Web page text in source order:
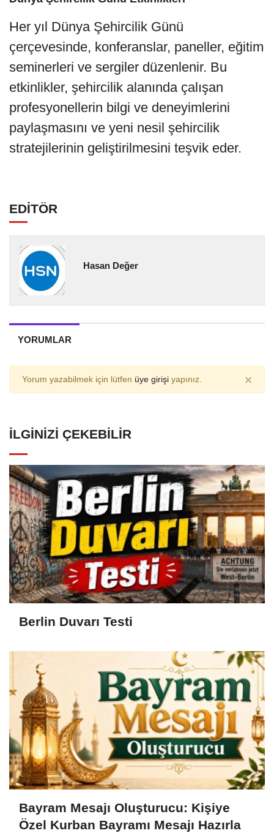
Her yıl Dünya Şehircilik Günü
çerçevesinde, konferanslar, paneller, eğitim
seminerleri ve sergiler düzenlenir. Bu
etkinlikler, şehircilik alanında çalışan
profesyonellerin bilgi ve deneyimlerini
paylaşmasını ve yeni nesil şehircilik
stratejilerinin geliştirilmesini teşvik eder.
EDİTÖR
Hasan Değer
YORUMLAR
Yorum yazabilmek için lütfen üye girişi yapınız. ×
İLGINIZI ÇEKEBILIR
Berlin Duvarı Testi
Bayram Mesajı Oluşturucu: Kişiye
Özel Kurban Bayramı Mesajı Hazırla